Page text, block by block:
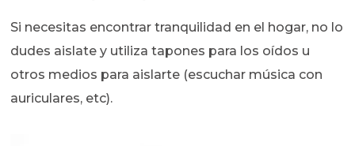
Si necesitas encontrar tranquilidad en el hogar, no lo
dudes aislate y utiliza tapones para los oídos u
otros medios para aislarte (escuchar música con
auriculares, etc).